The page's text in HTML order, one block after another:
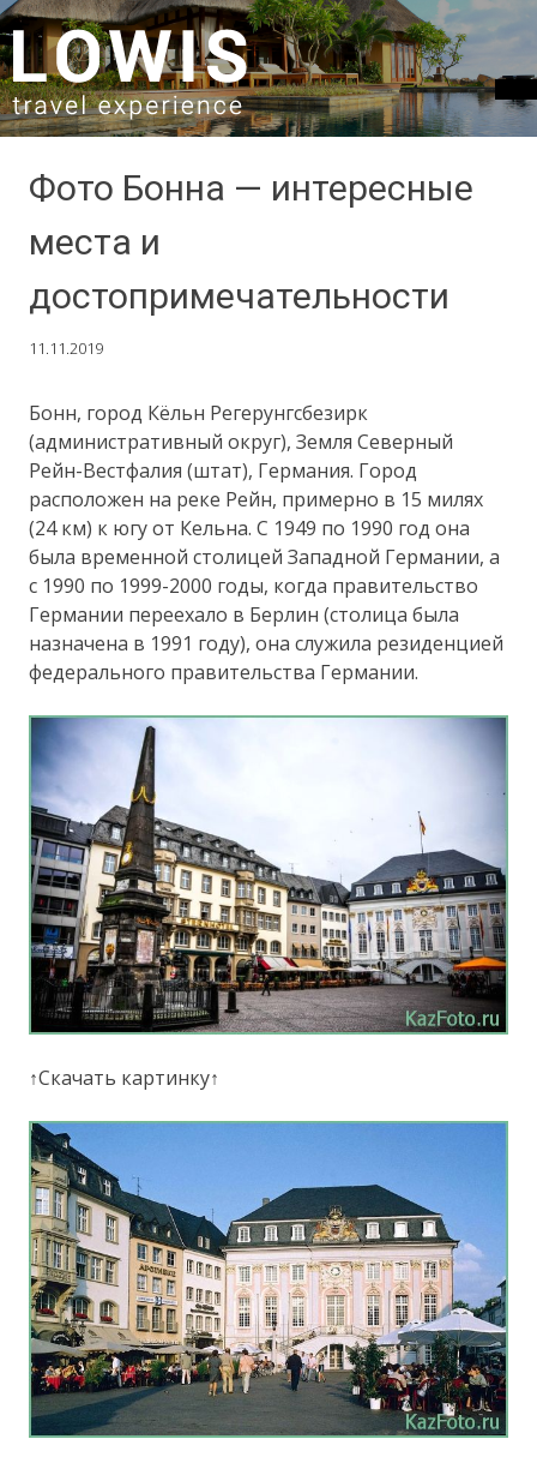
SKIP TO CONTENT
Фото Бонна — интересные
места и
достопримечательности
11.11.2019
Бонн, город Кёльн Регерунгсбезирк
(административный округ), Земля Северный
Рейн-Вестфалия (штат), Германия. Город
расположен на реке Рейн, примерно в 15 милях
(24 км) к югу от Кельна. С 1949 по 1990 год она
была временной столицей Западной Германии, а
с 1990 по 1999-2000 годы, когда правительство
Германии переехало в Берлин (столица была
назначена в 1991 году), она служила резиденцией
федерального правительства Германии.
↑Скачать картинку↑